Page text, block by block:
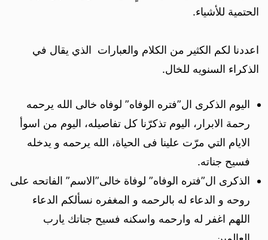
الحتمية للأشياء.
اعددنا لكم الكثير من الكلام والعبارات الذي يقال في
الذكراء السنويه للخال.
اليوم الذكرى ال”فتره الوفاه” لوفاه خالى الله يرحمه
رحمة الابرار، اليوم تذكرّنا كل تفاصيله، اليوم من اسوأ
الايام التي مرّت علينا فى الحياة، الله يرحمه و يدخله
فسيح جناته.
الذكرى ال”فتره الوفاه” لوفاة خالى”الاسم” الفاتحه على
روحه و الدعاء له بالرحمه و المغفره نسألكم الدعاء
اللهم اغفر له وارحمه واسكنه فسيح جناتك يارب